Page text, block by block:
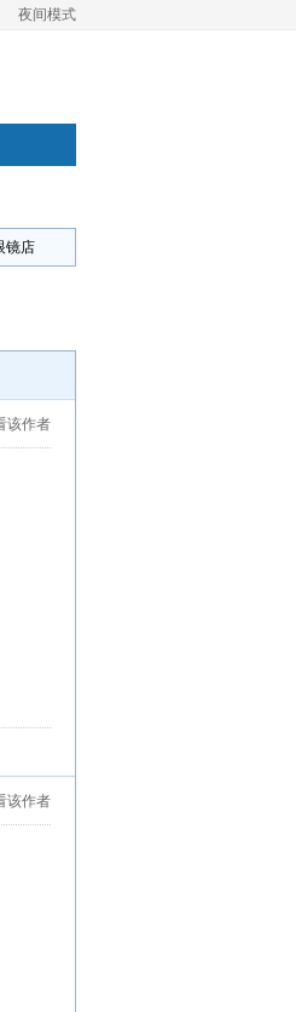
夜间模式
镜店
该作者
该作者